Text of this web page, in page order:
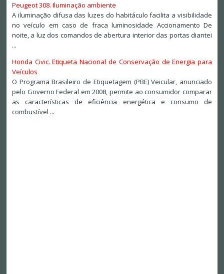
Peugeot 308. Iluminação ambiente
A iluminação difusa das luzes do habitáculo facilita a visibilidade
no veículo em caso de fraca luminosidade Accionamento De
noite, a luz dos comandos de abertura interior das portas diantei
...
Honda Civic. Etiqueta Nacional de Conservação de Energia para
Veículos
O Programa Brasileiro de Etiquetagem (PBE) Veicular, anunciado
pelo Governo Federal em 2008, permite ao consumidor comparar
as características de eficiência energética e consumo de
combustível ...